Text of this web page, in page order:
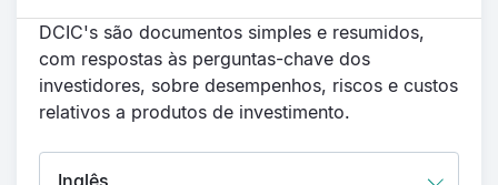
DCIC's são documentos simples e resumidos,
com respostas às perguntas-chave dos
investidores, sobre desempenhos, riscos e custos
relativos a produtos de investimento.